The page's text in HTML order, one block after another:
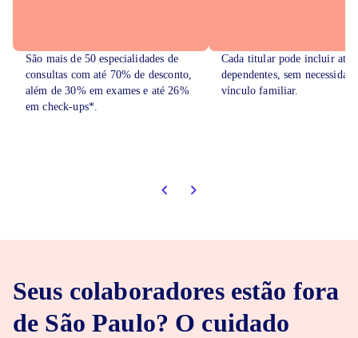
São mais de 50 especialidades de
consultas com até 70% de desconto,
além de 30% em exames e até 26%
em check-ups*.
Cada titular pode incluir até
dependentes, sem
vínculo familiar.
Seus colaboradores estão fora
de São Paulo? O cuidado